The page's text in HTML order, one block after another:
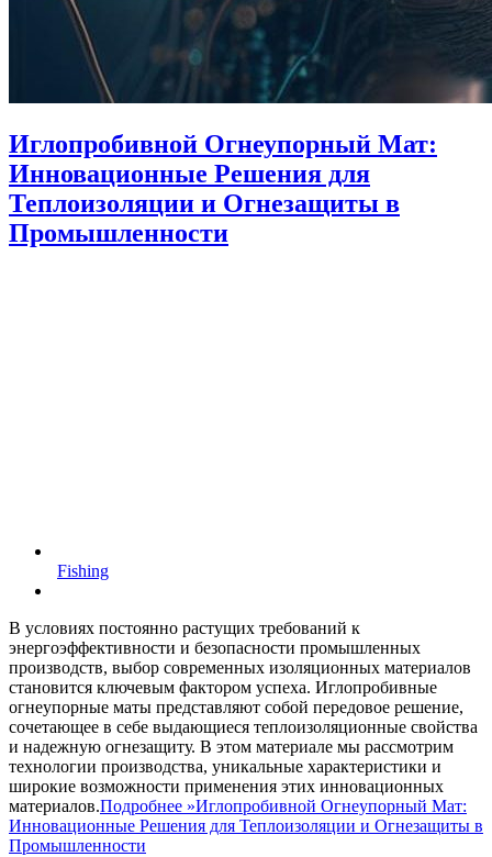
Иглопробивной Огнеупорный Мат:
Инновационные Решения для
Теплоизоляции и Огнезащиты в
Промышленности
Fishing
В условиях постоянно растущих требований к
энергоэффективности и безопасности промышленных
производств, выбор современных изоляционных материалов
становится ключевым фактором успеха. Иглопробивные
огнеупорные маты представляют собой передовое решение,
сочетающее в себе выдающиеся теплоизоляционные свойства
и надежную огнезащиту. В этом материале мы рассмотрим
технологии производства, уникальные характеристики и
широкие возможности применения этих инновационных
материалов.Подробнее »Иглопробивной Огнеупорный Мат:
Инновационные Решения для Теплоизоляции и Огнезащиты в
Промышленности